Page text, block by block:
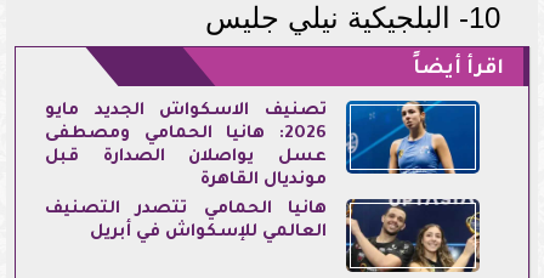
10- البلجيكية نيلي جليس
اقرأ أيضاً
تصنيف الاسكواش الجديد مايو
2026: هانيا الحمامي ومصطفى
عسل يواصلان الصدارة قبل
مونديال القاهرة
هانيا الحمامي تتصدر التصنيف
العالمي للإسكواش في أبريل